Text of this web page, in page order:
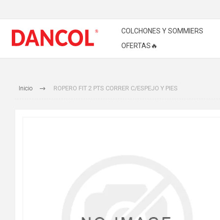
COLCHONES Y SOMMIERS
OFERTAS🔥
Inicio ROPERO FIT 2 PTS CORRER C/ESPEJO Y PIES